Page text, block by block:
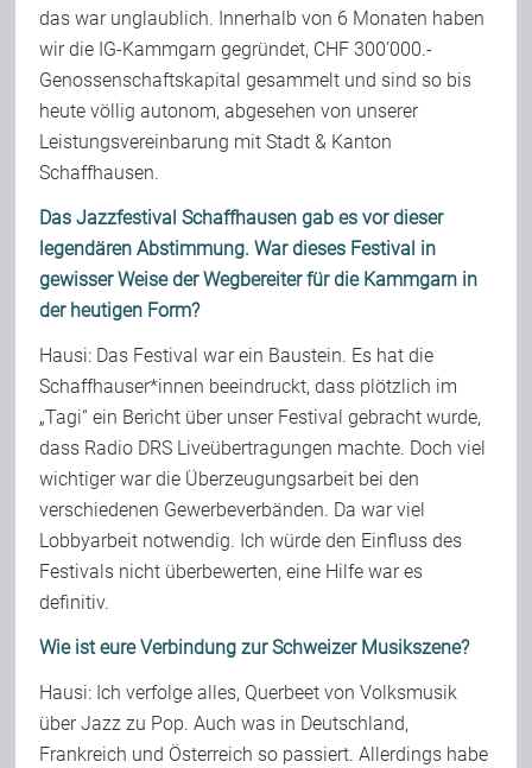
das war unglaublich. Innerhalb von 6 Monaten haben
wir die IG-Kammgarn gegründet, CHF 300’000.-
Genossenschaftskapital gesammelt und sind so bis
heute völlig autonom, abgesehen von unserer
Leistungsvereinbarung mit Stadt & Kanton
Schaffhausen.
Das Jazzfestival Schaffhausen gab es vor dieser
legendären Abstimmung. War dieses Festival in
gewisser Weise der Wegbereiter für die Kammgarn in
der heutigen Form?
Hausi: Das Festival war ein Baustein. Es hat die
Schaffhauser*innen beeindruckt, dass plötzlich im
„Tagi“ ein Bericht über unser Festival gebracht wurde,
dass Radio DRS Liveübertragungen machte. Doch viel
wichtiger war die Überzeugungsarbeit bei den
verschiedenen Gewerbeverbänden. Da war viel
Lobbyarbeit notwendig. Ich würde den Einfluss des
Festivals nicht überbewerten, eine Hilfe war es
definitiv.
Wie ist eure Verbindung zur Schweizer Musikszene?
Hausi: Ich verfolge alles, Querbeet von Volksmusik
über Jazz zu Pop. Auch was in Deutschland,
Frankreich und Österreich so passiert. Allerdings habe